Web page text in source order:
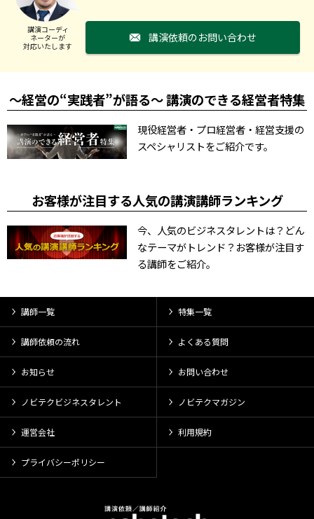
講演コーディ
ネーターが
対応いたします
講演依頼のお問い合わせ
～経営の“実践者”が語る～ 講演のできる経営者特集
現役経営者・プロ経営者・経営支援の
スペシャリストをご紹介です。
お客様が注目する人気の講演講師ランキング
今、人気のビジネスタレントは？どん
なテーマがトレンド？お客様が注目す
る講師をご紹介。
講師一覧 特集一覧
講師依頼の流れ よくある質問
お知らせ お問い合わせ
ノビテクビジネスタレント ノビテクマガジン
運営会社 利用規約
プライバシーポリシー